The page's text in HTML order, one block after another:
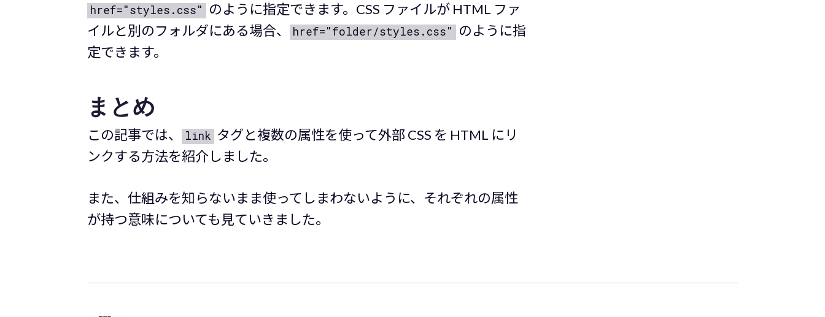
href="styles.css"
のように指定できます。CSS ファイルが HTML ファ
イルと別のフォルダにある場合、
href="folder/styles.css"
のように指
定できます。
まとめ
この記事では、 link タグと複数の属性を使って外部 CSS を HTML にリ
ンクする方法を紹介しました。
また、仕組みを知らないまま使ってしまわないように、それぞれの属性
が持つ意味についても見ていきました。